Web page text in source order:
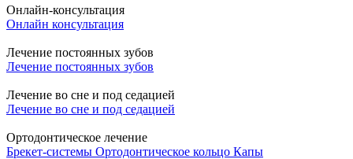
Онлайн-консультация
Онлайн консультация
Лечение постоянных зубов
Лечение постоянных зубов
Лечение во сне и под седацией
Лечение во сне и под седацией
Ортодонтическое лечение
Брекет-системы Ортодонтическое кольцо Капы